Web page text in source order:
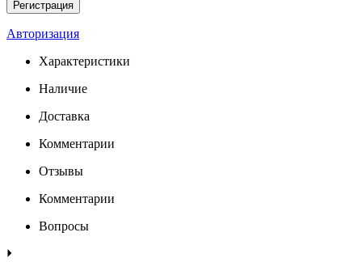
Авторизация
Характеристики
Наличие
Доставка
Комментарии
Отзывы
Комментарии
Вопросы